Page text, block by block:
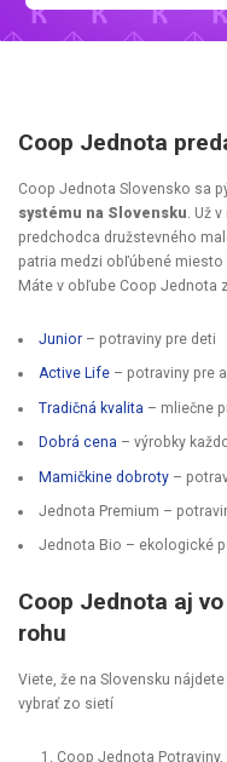
Coop Jednota
Coop Jednota Slovensko sa
systému na Slovensku. Už
predchodca družstevného
patria medzi obľúbené
Máte v obľube Coop Jednota
Junior – potraviny pre deti
Active Life – potraviny pre
Tradičná kvalita – mliečne
Dobrá cena – výrobky
Mamičkine dobroty –
Jednota Premium –
Jednota Bio – ekologické
Coop Jednota aj
rohu
Viete, že na Slovensku nájdete
vybrať zo sietí
Coop Jednota Potraviny,